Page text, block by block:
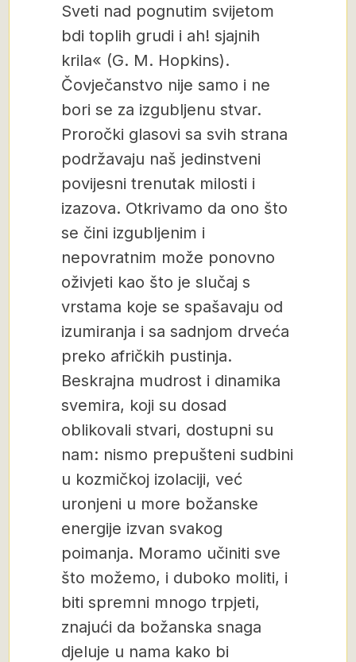
Sveti nad pognutim svijetom
bdi toplih grudi i ah! sjajnih
krila« (G. M. Hopkins).
Čovječanstvo nije samo i ne
bori se za izgubljenu stvar.
Proročki glasovi sa svih strana
podržavaju naš jedinstveni
povijesni trenutak milosti i
izazova. Otkrivamo da ono što
se čini izgubljenim i
nepovratnim može ponovno
oživjeti kao što je slučaj s
vrstama koje se spašavaju od
izumiranja i sa sadnjom drveća
preko afričkih pustinja.
Beskrajna mudrost i dinamika
svemira, koji su dosad
oblikovali stvari, dostupni su
nam: nismo prepušteni sudbini
u kozmičkoj izolaciji, već
uronjeni u more božanske
energije izvan svakog
poimanja. Moramo učiniti sve
što možemo, i duboko moliti, i
biti spremni mnogo trpjeti,
znajući da božanska snaga
djeluje u nama kako bi